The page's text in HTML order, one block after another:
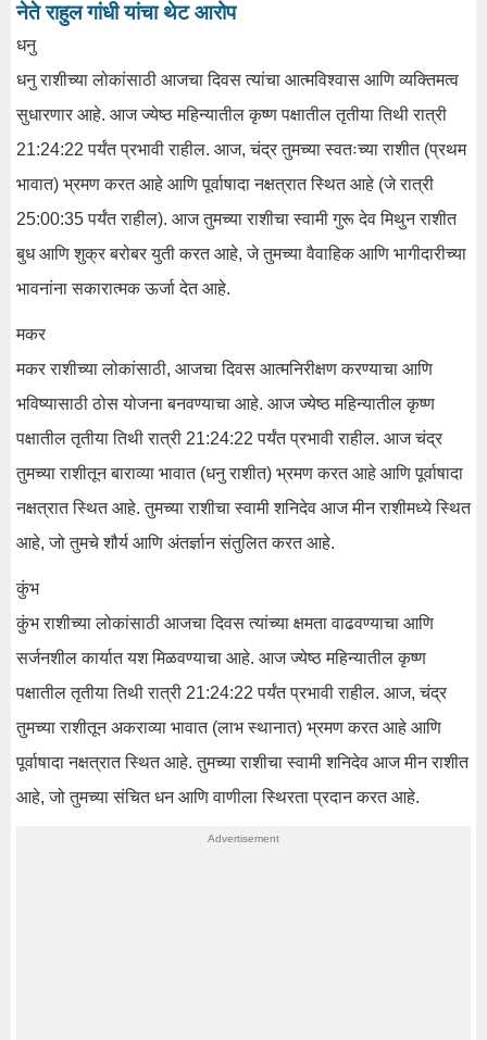
नेते राहुल गांधी यांचा थेट आरोप
धनु
धनु राशीच्या लोकांसाठी आजचा दिवस त्यांचा आत्मविश्वास आणि व्यक्तिमत्व
सुधारणार आहे. आज ज्येष्ठ महिन्यातील कृष्ण पक्षातील तृतीया तिथी रात्री
21:24:22 पर्यंत प्रभावी राहील. आज, चंद्र तुमच्या स्वतःच्या राशीत (प्रथम
भावात) भ्रमण करत आहे आणि पूर्वाषादा नक्षत्रात स्थित आहे (जे रात्री
25:00:35 पर्यंत राहील). आज तुमच्या राशीचा स्वामी गुरू देव मिथुन राशीत
बुध आणि शुक्र बरोबर युती करत आहे, जे तुमच्या वैवाहिक आणि भागीदारीच्या
भावनांना सकारात्मक ऊर्जा देत आहे.
मकर
मकर राशीच्या लोकांसाठी, आजचा दिवस आत्मनिरीक्षण करण्याचा आणि
भविष्यासाठी ठोस योजना बनवण्याचा आहे. आज ज्येष्ठ महिन्यातील कृष्ण
पक्षातील तृतीया तिथी रात्री 21:24:22 पर्यंत प्रभावी राहील. आज चंद्र
तुमच्या राशीतून बाराव्या भावात (धनु राशीत) भ्रमण करत आहे आणि पूर्वाषादा
नक्षत्रात स्थित आहे. तुमच्या राशीचा स्वामी शनिदेव आज मीन राशीमध्ये स्थित
आहे, जो तुमचे शौर्य आणि अंतर्ज्ञान संतुलित करत आहे.
कुंभ
कुंभ राशीच्या लोकांसाठी आजचा दिवस त्यांच्या क्षमता वाढवण्याचा आणि
सर्जनशील कार्यात यश मिळवण्याचा आहे. आज ज्येष्ठ महिन्यातील कृष्ण
पक्षातील तृतीया तिथी रात्री 21:24:22 पर्यंत प्रभावी राहील. आज, चंद्र
तुमच्या राशीतून अकराव्या भावात (लाभ स्थानात) भ्रमण करत आहे आणि
पूर्वाषादा नक्षत्रात स्थित आहे. तुमच्या राशीचा स्वामी शनिदेव आज मीन राशीत
आहे, जो तुमच्या संचित धन आणि वाणीला स्थिरता प्रदान करत आहे.